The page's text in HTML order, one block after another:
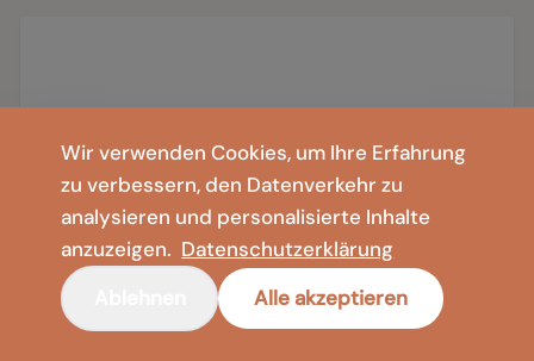
Wir verwenden Cookies, um Ihre Erfahrung
zu verbessern, den Datenverkehr zu
analysieren und personalisierte Inhalte
anzuzeigen. Datenschutzerklärung
Alle akzeptieren